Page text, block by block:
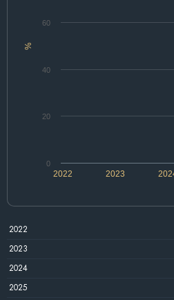
%
2022 2023
0
20
40
60
2022
2023
2024
2025